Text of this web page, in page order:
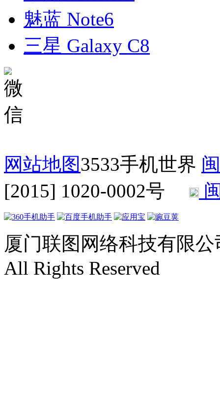
魅蓝 Note6
三星 Galaxy C8
网站地图3533手机世界
[2015] 1020-0002号
厦门联图网络科技有限公
All Rights Reserved